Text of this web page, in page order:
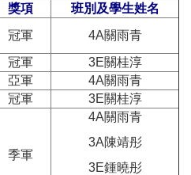
獎項
班別及學生姓名
冠軍
4A關雨青
冠軍
3E關桂淳
亞軍
4A關雨青
冠軍 3E關桂淳
季軍
4A關雨青
3A陳靖彤
3E鍾曉彤